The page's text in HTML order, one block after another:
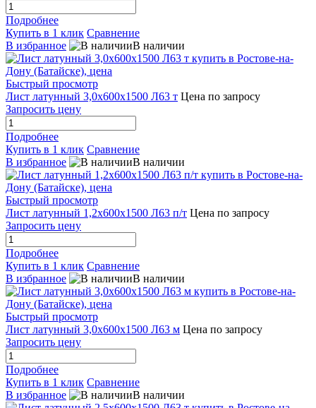
Подробнее
Купить в 1 клик Сравнение
В избранное
В наличии
Быстрый просмотр
Лист латунный 3,0х600х1500 Л63 т Цена по запросу
Запросить цену
Подробнее
Купить в 1 клик Сравнение
В избранное
В наличии
Быстрый просмотр
Лист латунный 1,2х600х1500 Л63 п/т Цена по запросу
Запросить цену
Подробнее
Купить в 1 клик Сравнение
В избранное
В наличии
Быстрый просмотр
Лист латунный 3,0х600х1500 Л63 м Цена по запросу
Запросить цену
Подробнее
Купить в 1 клик Сравнение
В избранное
В наличии